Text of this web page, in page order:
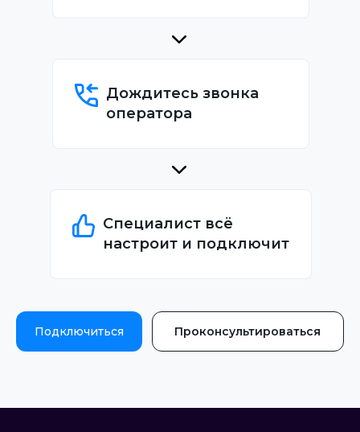
Дождитесь звонка
оператора
Специалист всё
настроит и подключит
Подключиться Проконсультироваться